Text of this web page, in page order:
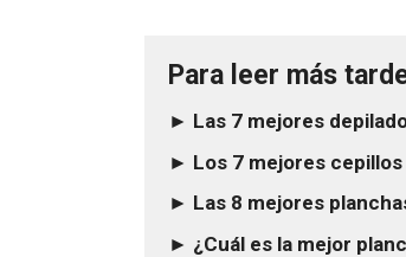
Para leer más
► Las 7 mejores
► Los 7 mejores
► Las 8 mejores
► ¿Cuál es la mejor